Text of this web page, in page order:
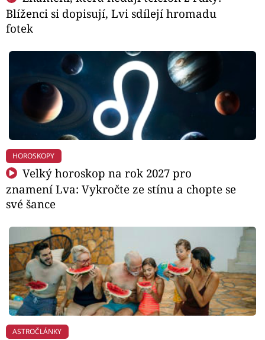
Blíženci si dopisují, Lvi sdílejí hromadu
fotek
HOROSKOPY
Velký horoskop na rok 2027 pro
znamení Lva: Vykročte ze stínu a chopte se
své šance
ASTROČLÁNKY